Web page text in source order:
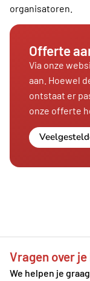
Offerte
Via onze
aan. Hoewel
ontstaat er
onze offerte
organisatoren.
Vragen over
We helpen je